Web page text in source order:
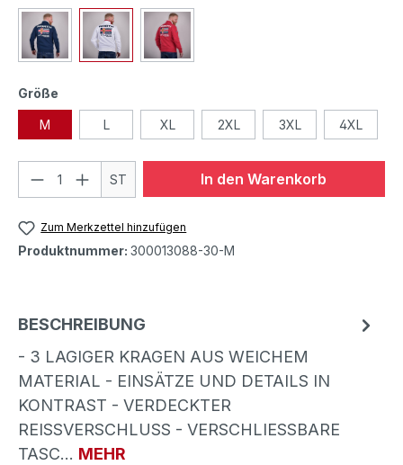
Größe
M L XL 2XL 3XL 4XL
ST In den Warenkorb
Zum Merkzettel hinzufügen
Produktnummer: 300013088-30-M
BESCHREIBUNG
- 3 LAGIGER KRAGEN AUS WEICHEM
MATERIAL - EINSÄTZE UND DETAILS IN
KONTRAST - VERDECKTER
REISSVERSCHLUSS - VERSCHLIESSBARE TA
SC… MEHR